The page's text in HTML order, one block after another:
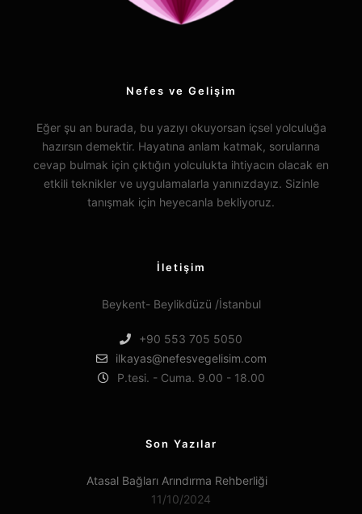
Nefes ve Gelişim
Eğer şu an burada, bu yazıyı okuyorsan içsel yolculuğa
hazırsın demektir. Hayatına anlam katmak, sorularına
cevap bulmak için çıktığın yolculukta ihtiyacın olacak en
etkili teknikler ve uygulamalarla yanınızdayız. Sizinle
tanışmak için heyecanla bekliyoruz.
İletişim
Beykent- Beylikdüzü /İstanbul
+90 553 705 5050
ilkayas@nefesvegelisim.com
P.tesi. - Cuma. 9.00 - 18.00
Son Yazılar
Atasal Bağları Arındırma Rehberliği
11/10/2024